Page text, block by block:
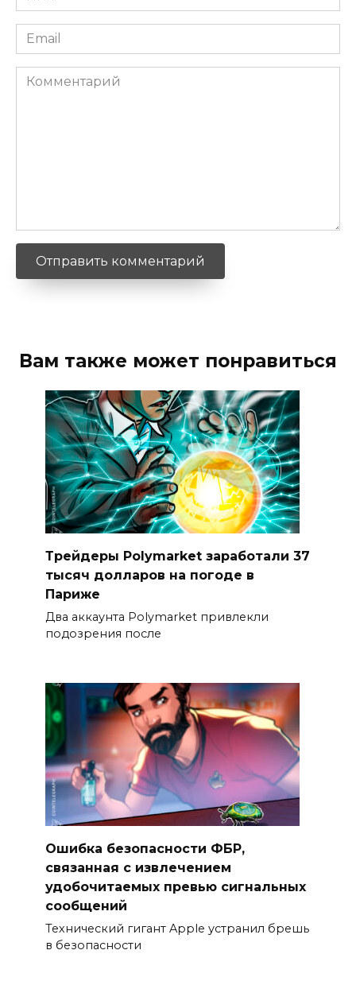
*
Email
*
Комментарий
Вам также может понравиться
Трейдеры Polymarket заработали 37
тысяч долларов на погоде в
Париже
Два аккаунта Polymarket привлекли
подозрения после
Ошибка безопасности ФБР,
связанная с извлечением
удобочитаемых превью сигнальных
сообщений
Технический гигант Apple устранил брешь
в безопасности